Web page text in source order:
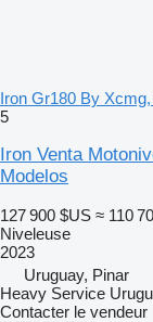
Iron Gr180 By
5
Iron Venta
Modelos
127 900 $US ≈ 110
Niveleuse
2023
Uruguay, Pinar
Heavy Service
Contacter le vendeur